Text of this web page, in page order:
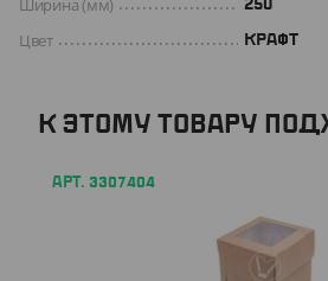
250
Цвет КРАФТ
К ЭТОМУ ТОВАРУ
АРТ. 3307404